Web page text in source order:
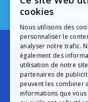
du lundi au
depuis un poste fixe).
Mieux nous
Notre Histoire
Notre Engagement
La Charte Qualité
Le Projet Educatif
Les Aides Possibles
Les Groupes
cookies
Nous utilisons des
personnaliser le
analyser notre trafic.
également des
utilisation de notre
partenaires de
peuvent les combiner
informations que